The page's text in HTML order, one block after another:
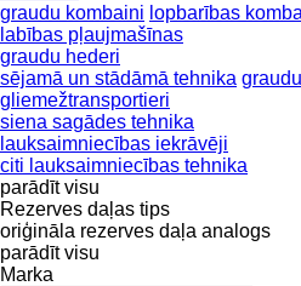
graudu kombaini lopbarības
labības pļaujmašīnas
graudu hederi
sējamā un stādāmā tehnika
gliemežtransportieri
siena sagādes tehnika
lauksaimniecības iekrāvēji
citi lauksaimniecības tehnika
parādīt visu
Rezerves daļas tips
oriģināla rezerves daļa analogs
parādīt visu
Marka